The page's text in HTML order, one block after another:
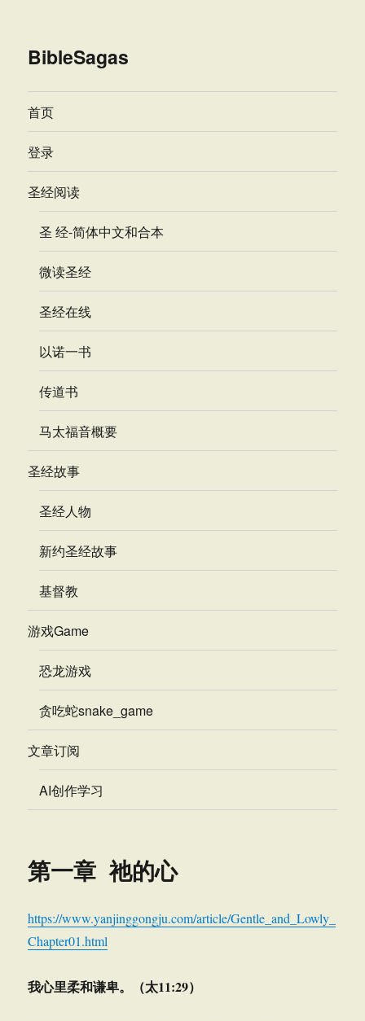
BibleSagas
首页
登录
圣经阅读
圣 经-简体中文和合本
微读圣经
圣经在线
以诺一书
传道书
马太福音概要
圣经故事
圣经人物
新约圣经故事
基督教
游戏Game
恐龙游戏
贪吃蛇snake_game
文章订阅
AI创作学习
第一章 祂的心
https://www.yanjinggongju.com/article/Gentle_and_Lowly_
Chapter01.html
我心里柔和谦卑。（太11:29）